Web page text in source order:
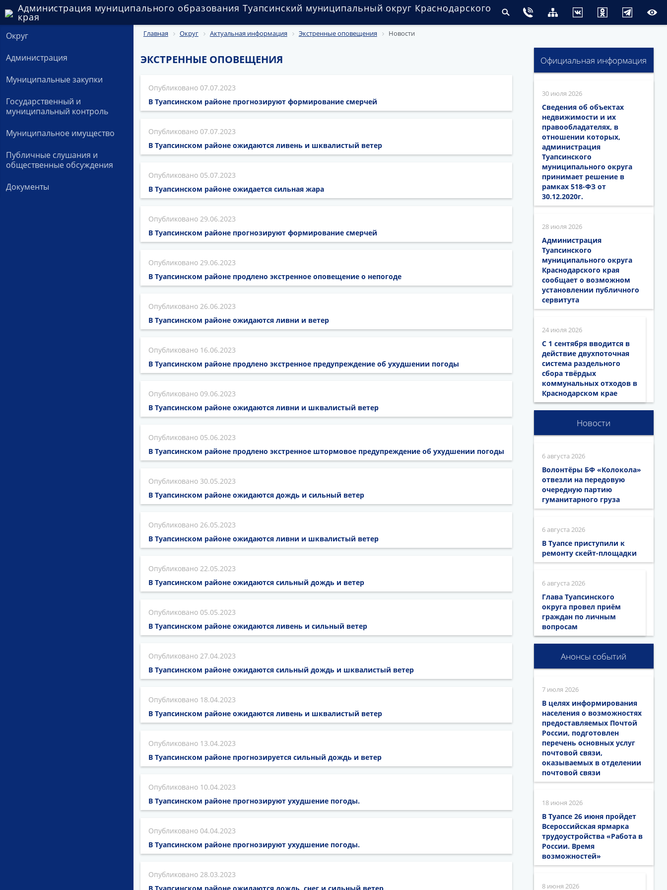
Администрация муниципального образования Туапсинский муниципальный округ Краснодарского
края
Округ
Администрация
Муниципальные закупки
Государственный и
муниципальный контроль
Муниципальное имущество
Публичные слушания и
общественные обсуждения
Документы
Главная Округ Актуальная информация Экстренные оповещения Новости
ЭКСТРЕННЫЕ ОПОВЕЩЕНИЯ
07.07.2023
В Туапсинском районе прогнозируют формирование смерчей
07.07.2023
В Туапсинском районе ожидаются ливень и шквалистый ветер
05.07.2023
В Туапсинском районе ожидается сильная жара
29.06.2023
В Туапсинском районе прогнозируют формирование смерчей
29.06.2023
В Туапсинском районе продлено экстренное оповещение о непогоде
26.06.2023
В Туапсинском районе ожидаются ливни и ветер
16.06.2023
В Туапсинском районе продлено экстренное предупреждение об ухудшении погоды
09.06.2023
В Туапсинском районе ожидаются ливни и шквалистый ветер
05.06.2023
В Туапсинском районе продлено экстренное штормовое предупреждение об ухудшении погоды
30.05.2023
В Туапсинском районе ожидаются дождь и сильный ветер
26.05.2023
В Туапсинском районе ожидаются ливни и шквалистый ветер
22.05.2023
В Туапсинском районе ожидаются сильный дождь и ветер
05.05.2023
В Туапсинском районе ожидаются ливень и сильный ветер
27.04.2023
В Туапсинском районе ожидаются сильный дождь и шквалистый ветер
18.04.2023
В Туапсинском районе ожидаются ливень и шквалистый ветер
13.04.2023
В Туапсинском районе прогнозируется сильный дождь и ветер
10.04.2023
В Туапсинском районе прогнозируют ухудшение погоды.
04.04.2023
В Туапсинском районе прогнозируют ухудшение погоды.
28.03.2023
Официальная информация
30 июля 2026
Сведения об объектах
недвижимости и их
правообладателях, в
отношении которых,
администрация
Туапсинского
муниципального округа
принимает решение в
рамках 518-ФЗ от
30.12.2020г.
28 июля 2026
Администрация
Туапсинского
муниципального округа
Краснодарского края
сообщает о возможном
установлении публичного
сервитута
24 июля 2026
С 1 сентября вводится в
действие двухпоточная
система раздельного
сбора твёрдых
коммунальных отходов в
Краснодарском крае
Новости
6 августа 2026
Волонтёры БФ «Колокола»
отвезли на передовую
очередную партию
гуманитарного груза
6 августа 2026
В Туапсе приступили к
ремонту скейт-площадки
6 августа 2026
Глава Туапсинского
округа провел приём
граждан по личным
вопросам
Анонсы событий
7 июля 2026
В целях информирования
населения о возможностях
предоставляемых Почтой
России, подготовлен
перечень основных услуг
почтовой связи,
оказываемых в отделении
почтовой связи
18 июня 2026
В Туапсе 26 июня пройдет
Всероссийская ярмарка
трудоустройства «Работа в
России. Время
возможностей»
8 июня 2026